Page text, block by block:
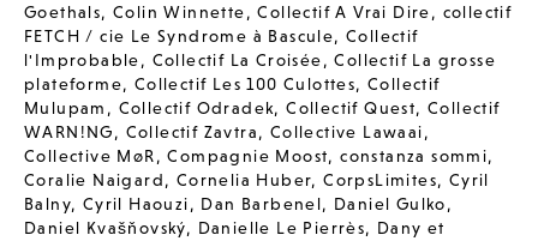
Goethals,Colin Winnette,Collectif A Vrai Dire, collectif
FETCH / cie Le Syndrome à Bascule,Collectif
l'Improbable, Collectif La Croisée,Collectif La grosse
plateforme, Collectif Les 100 Culottes,Collectif
Mulupam , Collectif Odradek,Collectif Quest,Collectif
WARN!NG, Collectif Zavtra, Collective Lawaai,
Collective MøR,Compagnie Moost,constanza sommi,
Coralie Naigard, Cornelia Huber,CorpsLimites, Cyril
Balny, Cyril Haouzi, Dan Barbenel, Daniel Gulko,
Daniel Kvašňovský, Danielle Le Pierrès, Dany et